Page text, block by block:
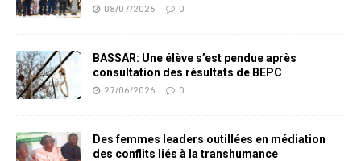
08/07/2026 0
BASSAR: Une élève s’est pendue après
consultation des résultats de BEPC
27/06/2026 0
Des femmes leaders outillées en médiation
des conflits liés à la transhumance